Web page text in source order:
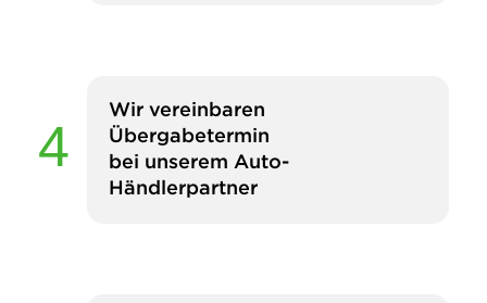
Wir vereinbaren
Übergabetermin
bei unserem Auto-
Händlerpartner